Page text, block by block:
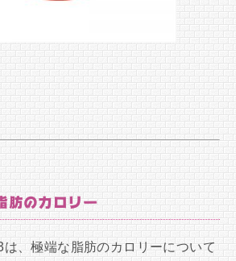
肪のカロリー
、極端な脂肪のカロリーについて